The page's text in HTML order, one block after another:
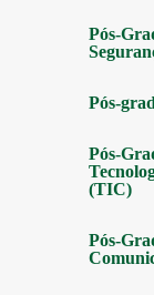
Pós-
Pós-
Pós-
(TIC)
Pós-